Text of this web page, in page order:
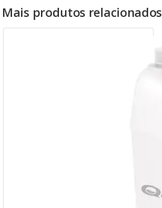
Mais produtos relacionados